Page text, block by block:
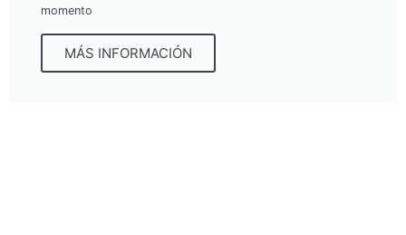
momento
MÁS INFORMACIÓN